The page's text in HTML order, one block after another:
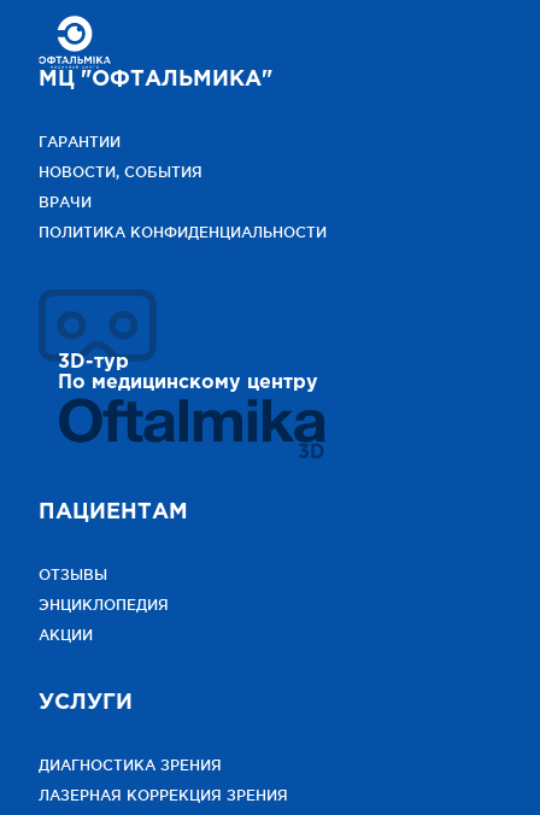
МЦ "ОФТАЛЬМИКА"
ГАРАНТИИ
НОВОСТИ, СОБЫТИЯ
ВРАЧИ
ПОЛИТИКА КОНФИДЕНЦИАЛЬНОСТИ
3D-тур
По медицинскому центру
3D
ПАЦИЕНТАМ
ОТЗЫВЫ
ЭНЦИКЛОПЕДИЯ
АКЦИИ
УСЛУГИ
ДИАГНОСТИКА ЗРЕНИЯ
ЛАЗЕРНАЯ КОРРЕКЦИЯ ЗРЕНИЯ